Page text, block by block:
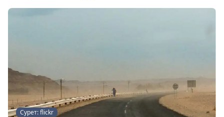
Сурет: flickr